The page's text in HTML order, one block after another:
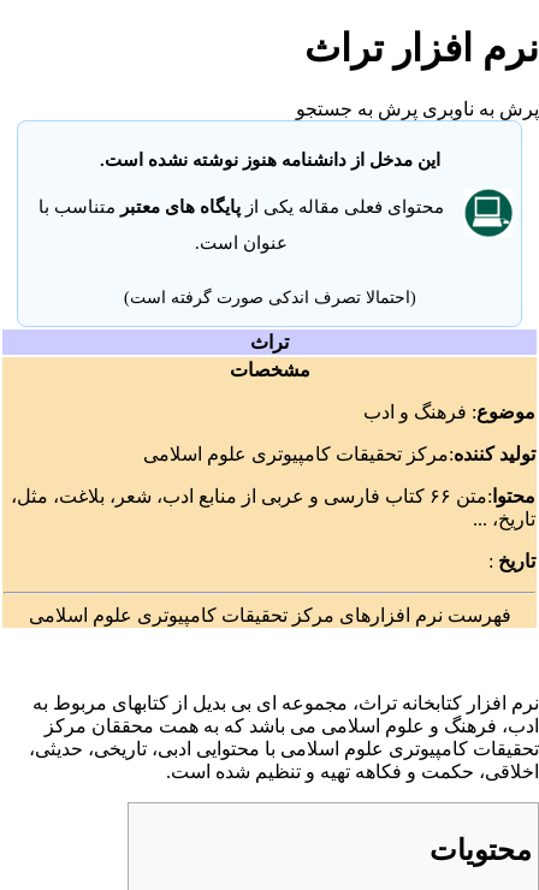
نرم افزار تراث
پرش به ناوبری پرش به جستجو
این مدخل از دانشنامه هنوز نوشته نشده است.
محتوای فعلی مقاله یکی ازپایگاه های معتبر متناسب با
عنوان است.
(احتمالا تصرف اندکی صورت گرفته است)
تراث
مشخصات
موضوع: فرهنگ و ادب
تولید کننده:مرکز تحقیقات کامپیوتری علوم اسلامی
محتوا
:متن ۶۶ کتاب فارسی و عربی از منابع ادب، شعر، بلاغت، مثل،
تاریخ، ...
تاریخ :
فهرست نرم افزارهای مرکز تحقیقات کامپیوتری علوم اسلامی
نرم افزار کتابخانه تراث، مجموعه ای بی بدیل از کتابهای مربوط به
ادب، فرهنگ و علوم اسلامی می باشد که به همت محققان مرکز
تحقیقات کامپیوتری علوم اسلامی با محتوایی ادبی، تاریخی، حدیثی،
اخلاقی، حکمت و فکاهه تهیه و تنظیم شده است.
محتویات